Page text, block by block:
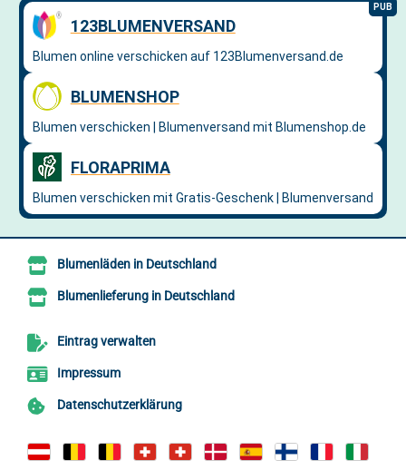
Blumenläden in Deutschland
Blumenlieferung in Deutschland
Eintrag verwalten
Impressum
Datenschutzerklärung